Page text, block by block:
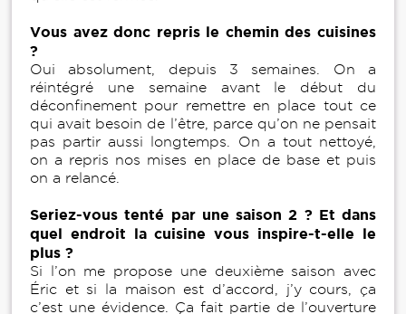
Vous avez donc repris le chemin des cuisines
?
Oui absolument, depuis 3 semaines. On a
réintégré une semaine avant le début du
déconfinement pour remettre en place tout ce
qui avait besoin de l’être, parce qu’on ne pensait
pas partir aussi longtemps. On a tout nettoyé,
on a repris nos mises en place de base et puis
on a relancé.
Seriez-vous tenté par une saison 2 ? Et dans
quel endroit la cuisine vous inspire-t-elle le
plus ?
Si l’on me propose une deuxième saison avec
Éric et si la maison est d’accord, j’y cours, ça
c’est une évidence. Ça fait partie de l’ouverture